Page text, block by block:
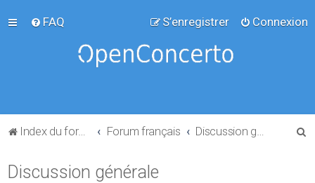
FAQ Connexion
S’enregistrer
Index du forum Forum français
Discussion générale